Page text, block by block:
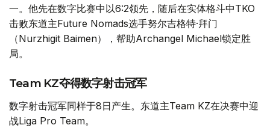
一。他先在数字比赛中以6:2领先，随后在实体格斗中TKO
击败东道主Future Nomads选手努尔吉格特·拜门
（Nurzhigit Baimen），帮助Archangel Michael锁定胜
局。
Team KZ夺得数字射击冠军
数字射击冠军同样于8日产生。东道主Team KZ在决赛中迎
战Liga Pro Team。